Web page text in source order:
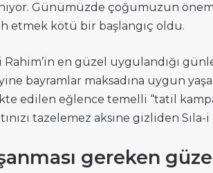
Günümüzde çoğumuzun
etmek kötü bir başlangıç oldu.
i Rahim’in en güzel uygulandığı
bayramlar maksadına uygun
edilen eğlence temelli “tatil
tazelemez aksine gizliden
gereken